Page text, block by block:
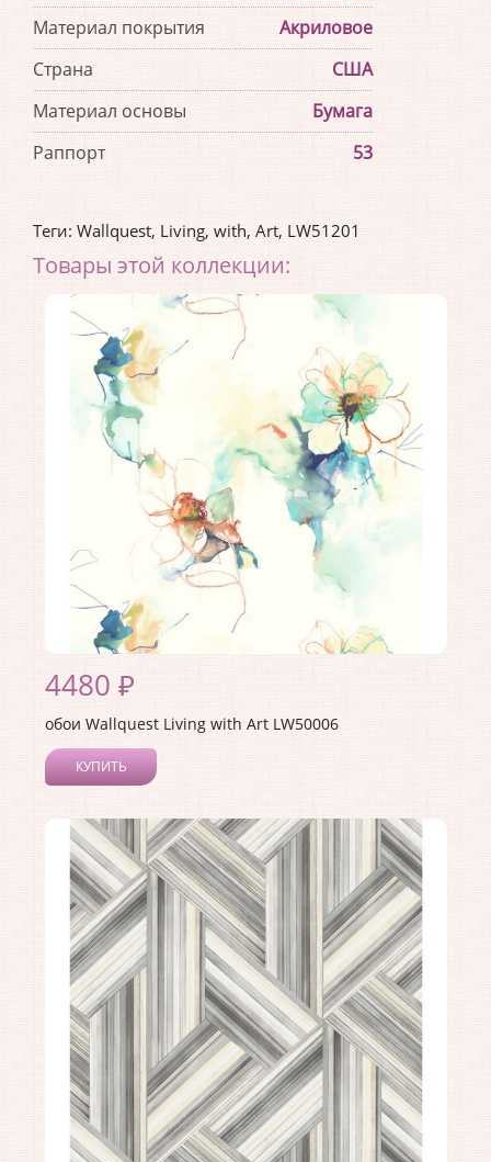
Материал покрытия
Акриловое
Страна
США
Материал основы
Бумага
Раппорт
53
Теги: Wallquest, Living, with, Art, LW51201
Товары этой коллекции:
4480 ₽
обои Wallquest Living with Art LW50006
КУПИТЬ
Коллекция:Living with Art
Длина рулона: 8.23
Ширина рулона:0.68
Материал покрытия:Акриловое
Страна:США
Материал основы:
Бумага
Раппорт:53